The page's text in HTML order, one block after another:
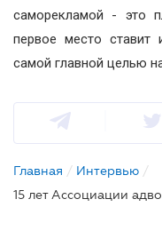
саморекламой - это
первое место ставит
самой главной целью
Главная / Интервью /